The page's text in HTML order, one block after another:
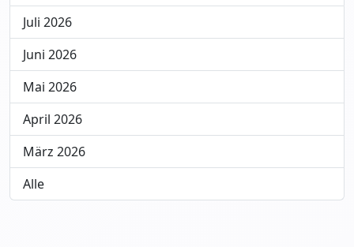
Juli 2026
Juni 2026
Mai 2026
April 2026
März 2026
Alle